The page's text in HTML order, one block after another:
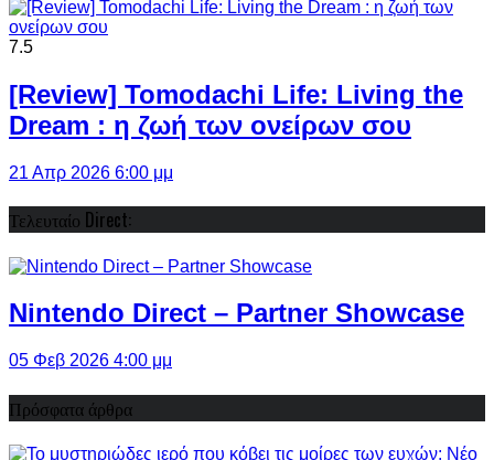
7.5
[Review] Tomodachi Life: Living the
Dream : η ζωή των ονείρων σου
21 Απρ 2026 6:00 μμ
Τελευταίο Direct:
Nintendo Direct – Partner Showcase
05 Φεβ 2026 4:00 μμ
Πρόσφατα άρθρα